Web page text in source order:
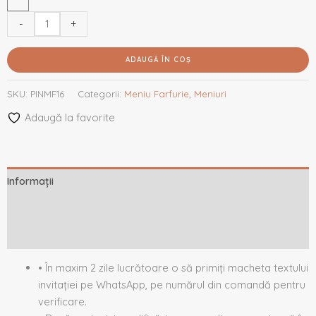
- +
ADAUGĂ ÎN COȘ
SKU: PINMF16 Categorii: Meniu Farfurie Meniuri
Adaugă la favorite
Informații
• În maxim 2 zile lucrătoare o să primiți macheta textului
invitației pe WhatsApp, pe numărul din comandă pentru
verificare.